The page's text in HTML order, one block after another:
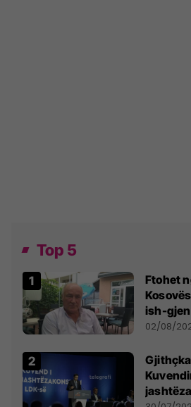
Top 5
Ftohet
ish-
dikush
02/08/